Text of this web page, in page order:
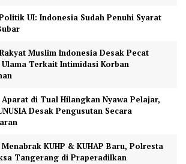
UI: Indonesia Sudah Penuhi Syarat
Muslim Indonesia Desak Pecat
Ulama Terkait Intimidasi Korban
Aparat di Tual Hilangkan Nyawa Pelajar,
Desak Pengusutan Secara
KUHP & KUHAP Baru, Polresta
Tangerang di Praperadilkan